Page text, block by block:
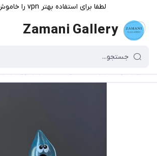
لطفا برای استفاده بهتر vpn را خاموش کنید
Zamani Gallery